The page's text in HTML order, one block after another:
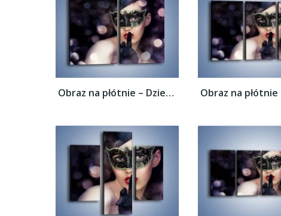
Obraz na płótnie – Dziewczyna w czarnej...